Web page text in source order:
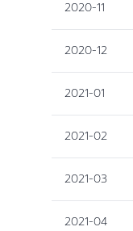
2020-11
2020-12
2021-01
2021-02
2021-03
2021-04